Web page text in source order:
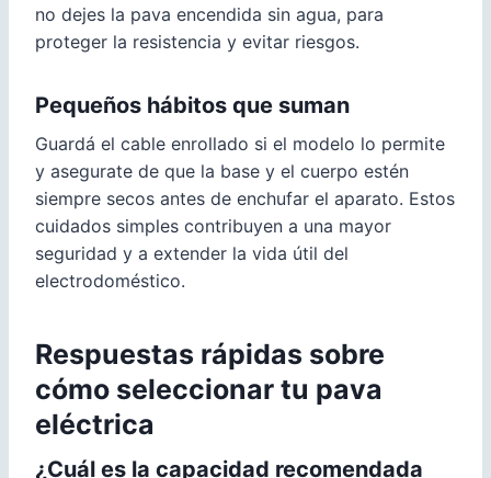
no dejes la pava encendida sin agua, para
proteger la resistencia y evitar riesgos.
Pequeños hábitos que suman
Guardá el cable enrollado si el modelo lo permite
y asegurate de que la base y el cuerpo estén
siempre secos antes de enchufar el aparato. Estos
cuidados simples contribuyen a una mayor
seguridad y a extender la vida útil del
electrodoméstico.
Respuestas rápidas sobre
cómo seleccionar tu pava
eléctrica
¿Cuál es la capacidad recomendada